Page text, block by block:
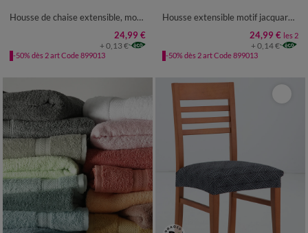
Housse de chaise extensible, motif tacheté graphique
24,99 €
+ 0,13 €
-50% dès 2 art Code 899013
Housse extensible motif jacquard "serpentins" spéciale assise de chaise - lot de 2
24,99 € les 2
+ 0,14 €
-50% dès 2 art Code 899013